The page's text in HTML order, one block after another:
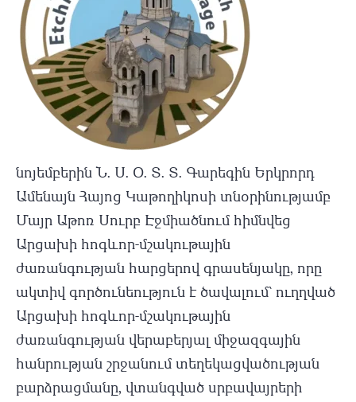
նոյեմբերին Ն. Ս. Օ. Տ. Տ. Գարեգին Երկրորդ
Ամենայն Հայոց Կաթողիկոսի տնօրինությամբ
Մայր Աթոռ Սուրբ Էջմիածնում հիմնվեց
Արցախի հոգևոր-մշակութային
ժառանգության հարցերով գրասենյակը, որը
ակտիվ գործունեություն է ծավալում` ուղղված
Արցախի հոգևոր-մշակութային
ժառանգության վերաբերյալ միջազգային
հանրության շրջանում տեղեկացվածության
բարձրացմանը, վտանգված սրբավայրերի